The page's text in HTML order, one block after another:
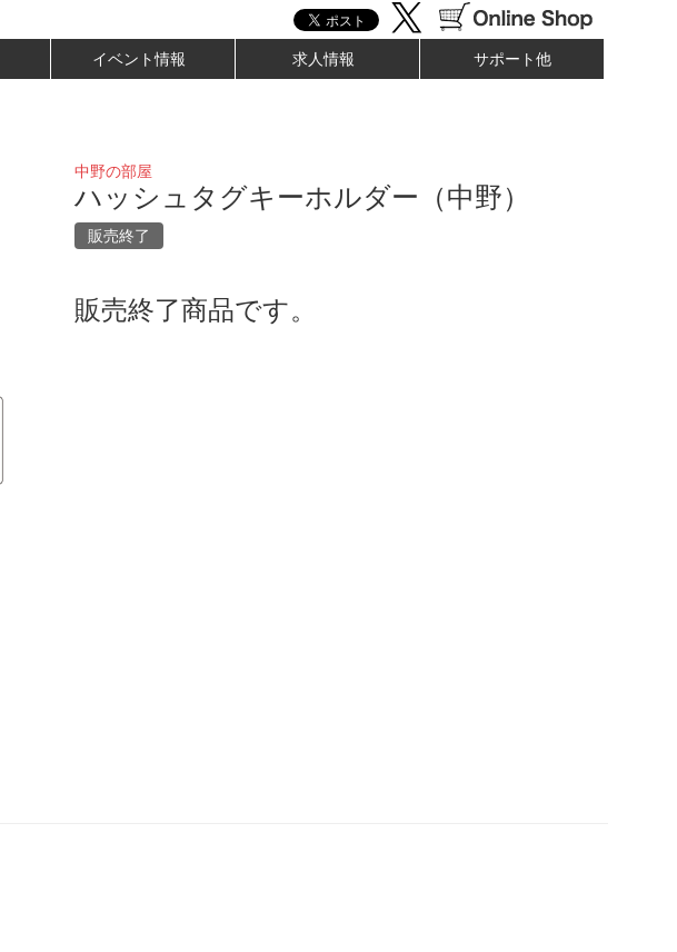
イベント情報 求人情報 サポート他
中野の部屋
ハッシュタグキーホルダー（中野）
販売終了
販売終了商品です。